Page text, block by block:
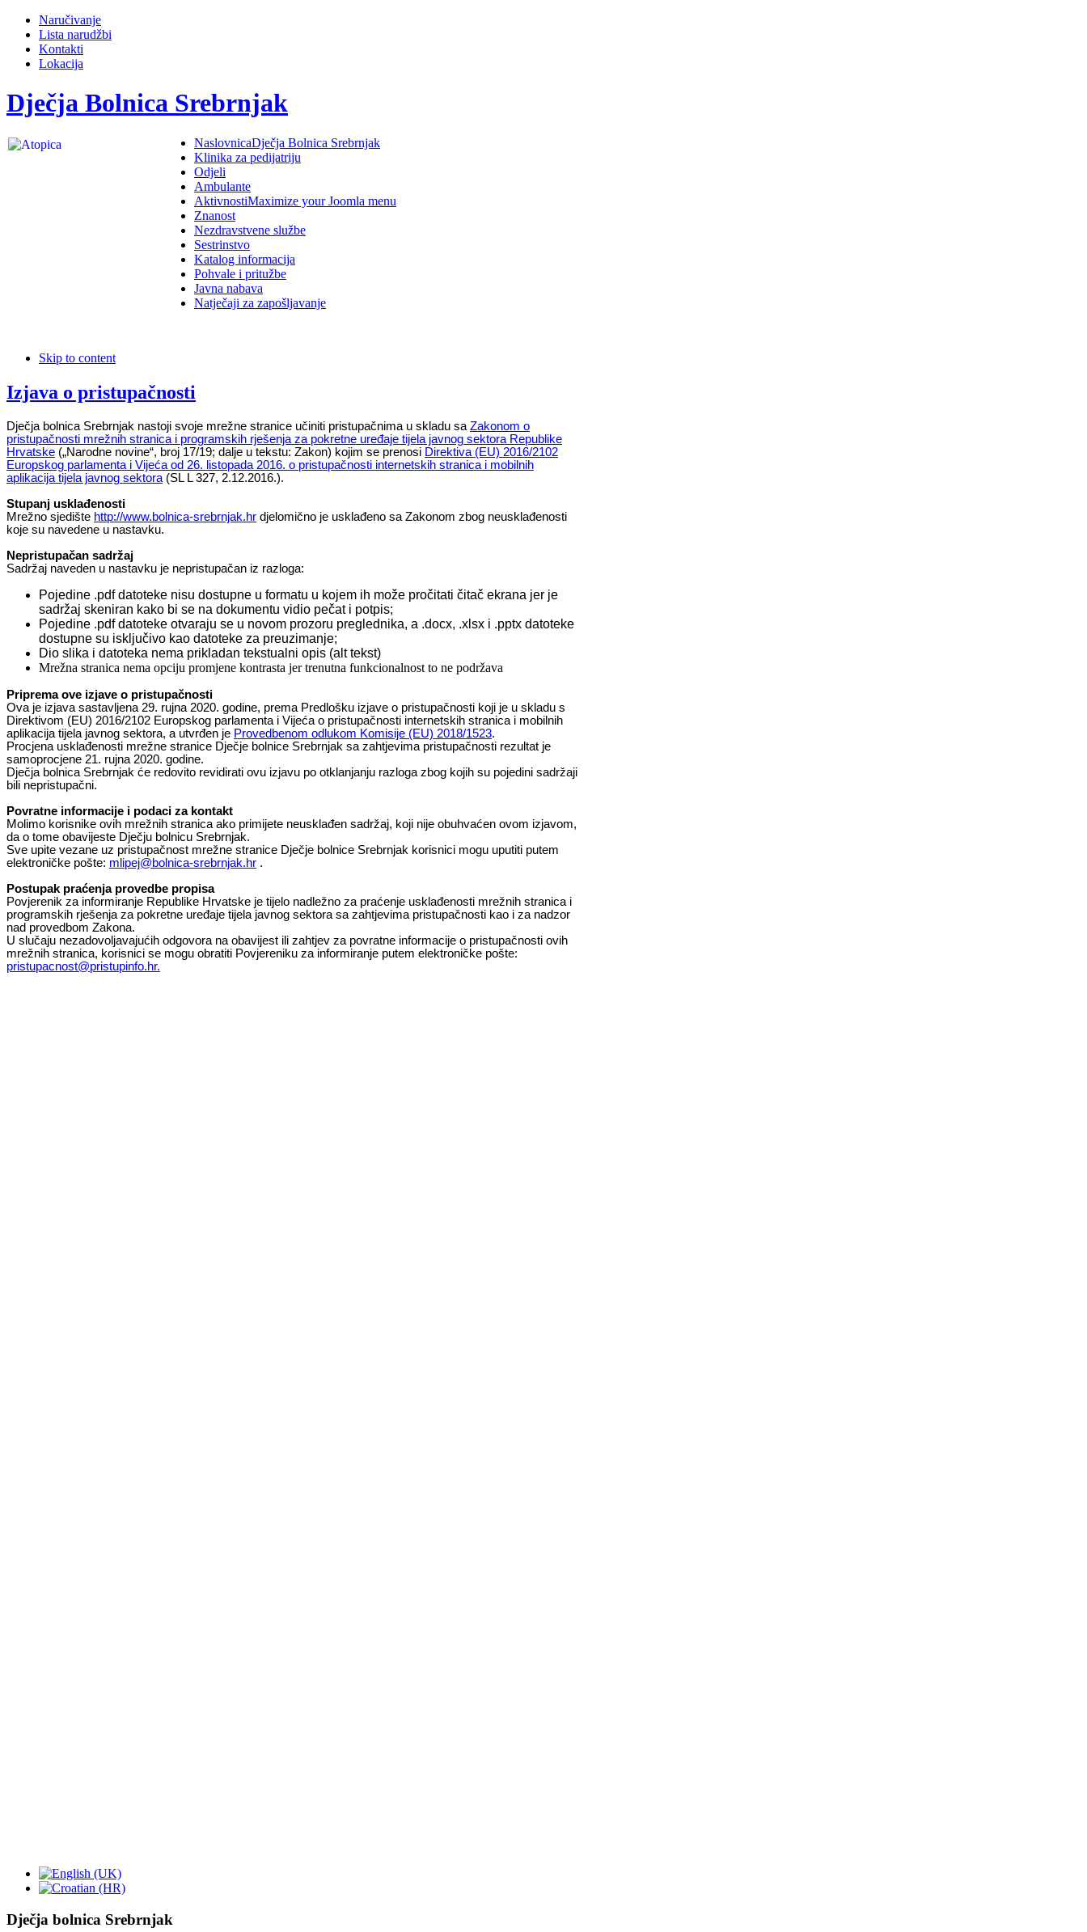
Naručivanje
Lista narudžbi
Kontakti
Lokacija
Dječja Bolnica Srebrnjak
NaslovnicaDječja Bolnica Srebrnjak
Klinika za pedijatriju
Odjeli
Ambulante
AktivnostiMaximize your Joomla menu
Znanost
Nezdravstvene službe
Sestrinstvo
Katalog informacija
Pohvale i pritužbe
Javna nabava
Natječaji za zapošljavanje
Skip to content
Izjava o pristupačnosti
Dječja bolnica Srebrnjak nastoji svoje mrežne stranice učiniti pristupačnima u skladu sa Zakonom o
pristupačnosti mrežnih stranica i programskih rješenja za pokretne uređaje tijela javnog sektora Republike
Hrvatske („Narodne novine“, broj 17/19; dalje u tekstu: Zakon) kojim se prenosi Direktiva (EU) 2016/2102
Europskog parlamenta i Vijeća od 26. listopada 2016. o pristupačnosti internetskih stranica i mobilnih
aplikacija tijela javnog sektora (SL L 327, 2.12.2016.).
Stupanj usklađenosti
Mrežno sjedište http://www.bolnica-srebrnjak.hr djelomično je usklađeno sa Zakonom zbog neusklađenosti
koje su navedene u nastavku.
Nepristupačan sadržaj
Sadržaj naveden u nastavku je nepristupačan iz razloga:
Pojedine .pdf datoteke nisu dostupne u formatu u kojem ih može pročitati čitač ekrana jer je
sadržaj skeniran kako bi se na dokumentu vidio pečat i potpis;
Pojedine .pdf datoteke otvaraju se u novom prozoru preglednika, a .docx, .xlsx i .pptx datoteke
dostupne su isključivo kao datoteke za preuzimanje;
Dio slika i datoteka nema prikladan tekstualni opis (alt tekst)
Mrežna stranica nema opciju promjene kontrasta jer trenutna funkcionalnost to ne podržava
Priprema ove izjave o pristupačnosti
Ova je izjava sastavljena 29. rujna 2020. godine, prema Predlošku izjave o pristupačnosti koji je u skladu s
Direktivom (EU) 2016/2102 Europskog parlamenta i Vijeća o pristupačnosti internetskih stranica i mobilnih
aplikacija tijela javnog sektora, a utvrđen je Provedbenom odlukom Komisije (EU) 2018/1523.
Procjena usklađenosti mrežne stranice Dječje bolnice Srebrnjak sa zahtjevima pristupačnosti rezultat je
samoprocjene 21. rujna 2020. godine.
Dječja bolnica Srebrnjak će redovito revidirati ovu izjavu po otklanjanju razloga zbog kojih su pojedini sadržaji
bili nepristupačni.
Povratne informacije i podaci za kontakt
Molimo korisnike ovih mrežnih stranica ako primijete neusklađen sadržaj, koji nije obuhvaćen ovom izjavom,
da o tome obavijeste Dječju bolnicu Srebrnjak.
Sve upite vezane uz pristupačnost mrežne stranice Dječje bolnice Srebrnjak korisnici mogu uputiti putem
elektroničke pošte: mlipej@bolnica-srebrnjak.hr .
Postupak praćenja provedbe propisa
Povjerenik za informiranje Republike Hrvatske je tijelo nadležno za praćenje usklađenosti mrežnih stranica i
programskih rješenja za pokretne uređaje tijela javnog sektora sa zahtjevima pristupačnosti kao i za nadzor
nad provedbom Zakona.
U slučaju nezadovoljavajućih odgovora na obavijest ili zahtjev za povratne informacije o pristupačnosti ovih
mrežnih stranica, korisnici se mogu obratiti Povjereniku za informiranje putem elektroničke pošte:
pristupacnost@pristupinfo.hr.
Dječja bolnica Srebrnjak